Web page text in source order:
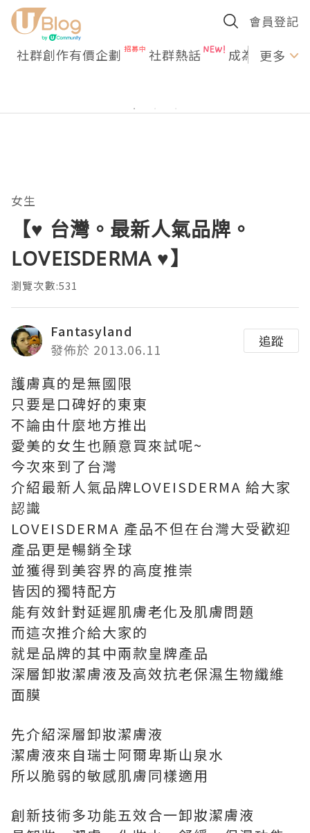
會員登記
社群創作有價企劃 社群熱話 成為U更多
女生
【♥ 台灣。最新人氣品牌。
LOVEISDERMA ♥】
瀏覽次數:531
Fantasyland
發佈於 2013.06.11
追蹤
護膚真的是無國限
只要是口碑好的東東
不論由什麼地方推出
愛美的女生也願意買來試呢~
今次來到了台灣
介紹最新人氣品牌LOVEISDERMA 給大家
認識
LOVEISDERMA 產品不但在台灣大受歡迎
產品更是暢銷全球
並獲得到美容界的高度推崇
皆因的獨特配方
能有效針對延遲肌膚老化及肌膚問題
而這次推介給大家的
就是品牌的其中兩款皇牌產品
深層卸妝潔膚液及高效抗老保濕生物纖維
面膜
先介紹深層卸妝潔膚液
潔膚液來自瑞士阿爾卑斯山泉水
所以脆弱的敏感肌膚同樣適用
創新技術多功能五效合一卸妝潔膚液